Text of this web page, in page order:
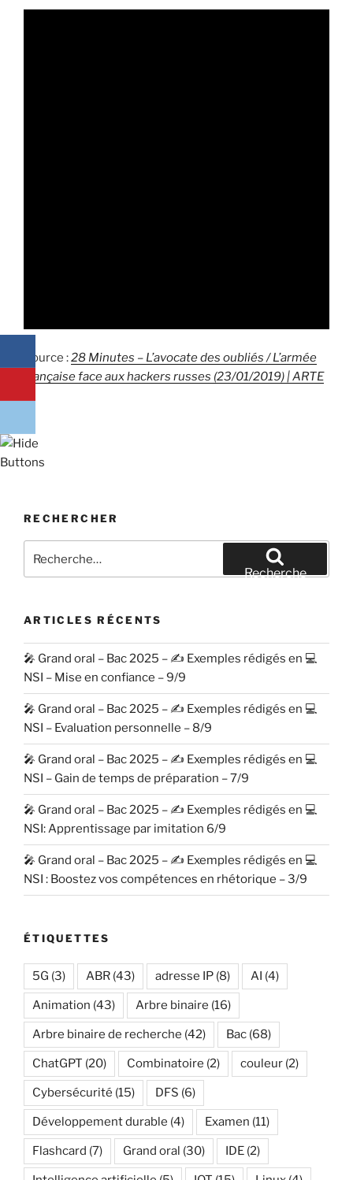
Source :28 Minutes – L’avocate des oubliés / L’armée
française face aux hackers russes (23/01/2019) | ARTE
RECHERCHER
pour
Recherche
ARTICLES RÉCENTS
🎤 Grand oral – Bac 2025 – ✍️ Exemples rédigés en 💻
NSI – Mise en confiance – 9/9
🎤 Grand oral – Bac 2025 – ✍️ Exemples rédigés en 💻
NSI – Evaluation personnelle – 8/9
🎤 Grand oral – Bac 2025 – ✍️ Exemples rédigés en 💻
NSI – Gain de temps de préparation – 7/9
🎤 Grand oral – Bac 2025 – ✍️ Exemples rédigés en 💻
NSI: Apprentissage par imitation 6/9
🎤 Grand oral – Bac 2025 – ✍️ Exemples rédigés en 💻
NSI : Boostez vos compétences en rhétorique – 3/9
ÉTIQUETTES
5G (3) ABR (43) adresse IP (8) AI (4)
Animation (43) Arbre binaire (16)
Arbre binaire de recherche (42) Bac (68)
ChatGPT (20) Combinatoire (2) couleur (2)
Cybersécurité (15) DFS (6)
Développement durable (4) Examen (11)
Flashcard (7) Grand oral (30) IDE (2)